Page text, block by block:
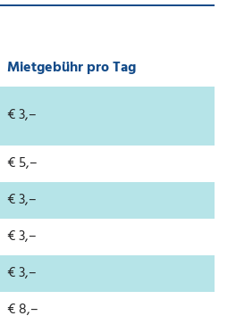
Mietgebühr pro Tag
€ 3,–
€ 5,–
€ 3,–
€ 3,–
€ 3,–
€ 8,–